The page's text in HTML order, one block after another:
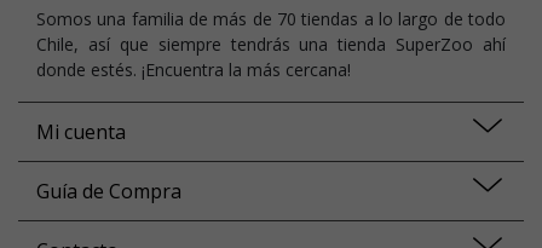
Somos una familia de más de 70 tiendas a lo largo de todo
Chile, así que siempre tendrás una tienda SuperZoo ahí
donde estés. ¡Encuentra la más cercana!
Mi cuenta
Guía de Compra